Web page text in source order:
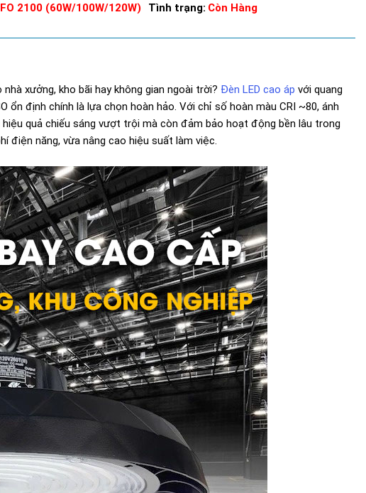
2100 (60W/100W/120W) Tình trạng: Còn Hàng
xưởng, kho bãi hay không gian ngoài trời? Đèn LED cao áp với quang
ổn định chính là lựa chọn hoàn hảo. Với chỉ số hoàn màu CRI ~80, ánh
quả chiếu sáng vượt trội mà còn đảm bảo hoạt động bền lâu trong
điện năng, vừa nâng cao hiệu suất làm việc.